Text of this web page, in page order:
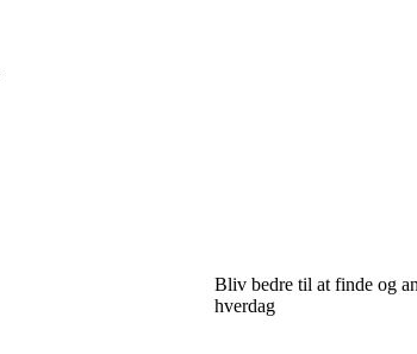
Bliv bedre til at finde og
hverdag